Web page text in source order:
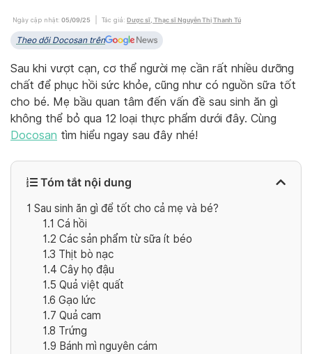
Ngày cập nhật: 05/09/25 Tác giả: Dược sĩ, Thạc sĩ Nguyễn Thị Thanh Tú
Theo dõi Docosan trên
Sau khi vượt cạn, cơ thể người mẹ cần rất nhiều dưỡng
chất để phục hồi sức khỏe, cũng như có nguồn sữa tốt
cho bé. Mẹ bầu quan tâm đến vấn đề sau sinh ăn gì
không thể bỏ qua 12 loại thực phẩm dưới đây. Cùng
Docosan tìm hiểu ngay sau đây nhé!
Tóm tắt nội dung
1 Sau sinh ăn gì để tốt cho cả mẹ và bé?
1.1 Cá hồi
1.2 Các sản phẩm từ sữa ít béo
1.3 Thịt bò nạc
1.4 Cây họ đậu
1.5 Quả việt quất
1.6 Gạo lức
1.7 Quả cam
1.8 Trứng
1.9 Bánh mì nguyên cám